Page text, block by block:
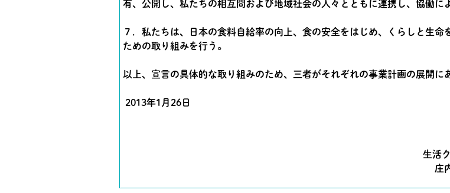
有、公開し、私たちの相互間および地域社会の人々とともに連携し、協働に
７．私たちは、日本の食料自給率の向上、食の安全をはじめ、くらしと生
ための取り組みを行う。
以上、宣言の具体的な取り組みのため、三者がそれぞれの事業計画の展開に
2013年1月26日
生活
庄